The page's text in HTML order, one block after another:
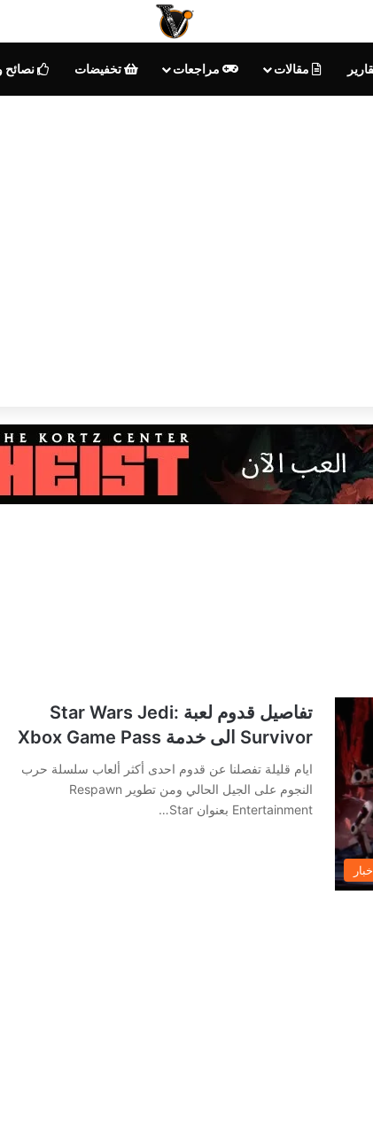
مقالات مراجعات تخفيضات نصائح
تفاصيل قدوم لعبة Star Wars Jedi:
Survivor الى خدمة Xbox Game Pass
ايام قليلة تفصلنا عن قدوم احدى أكثر ألعاب سلسلة حرب
النجوم على الجيل الحالي ومن تطوير Respawn
Entertainment بعنوان Star…